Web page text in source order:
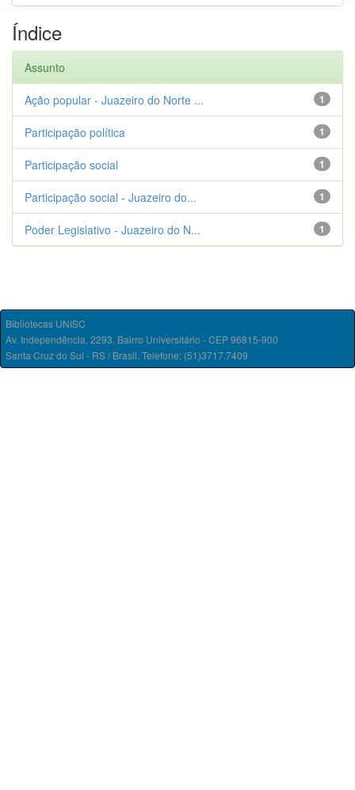
Índice
Assunto
1
Ação popular - Juazeiro do Norte ...
1
Participação política
1
Participação social
1
Participação social - Juazeiro do...
1
Poder Legislativo - Juazeiro do N...
Bibliotecas UNISC
Av. Independência, 2293, Bairro Universitário - CEP 96815-900
Santa Cruz do Sul - RS / Brasil. Telefone: (51)3717.7409